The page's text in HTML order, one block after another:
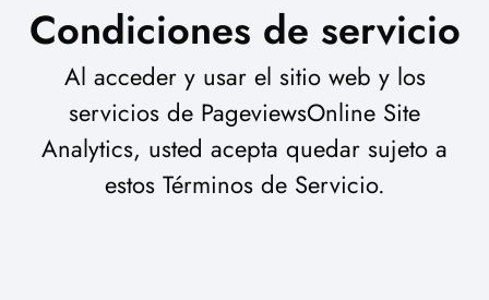
Condiciones de servicio
Al acceder y usar el sitio web y los
servicios de PageviewsOnline Site
Analytics, usted acepta quedar sujeto a
estos Términos de Servicio.